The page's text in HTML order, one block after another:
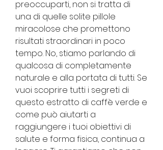
preoccuparti, non si tratta di
una di quelle solite pillole
miracolose che promettono
risultati straordinari in poco
tempo. No, stiamo parlando di
qualcosa di completamente
naturale e alla portata di tutti. Se
vuoi scoprire tutti i segreti di
questo estratto di caffè verde e
come può aiutarti a
raggiungere i tuoi obiettivi di
salute e forma fisica, continua a